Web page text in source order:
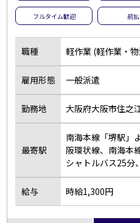
フルタイム歓迎 前
職種 軽作業 (軽作業・
雇用形態 一般派遣
勤務地 大阪府大阪市住之
最寄駅
南海本線「堺駅」
阪環状線、南海本
シャトルバス25分、
給与 時給1,300円